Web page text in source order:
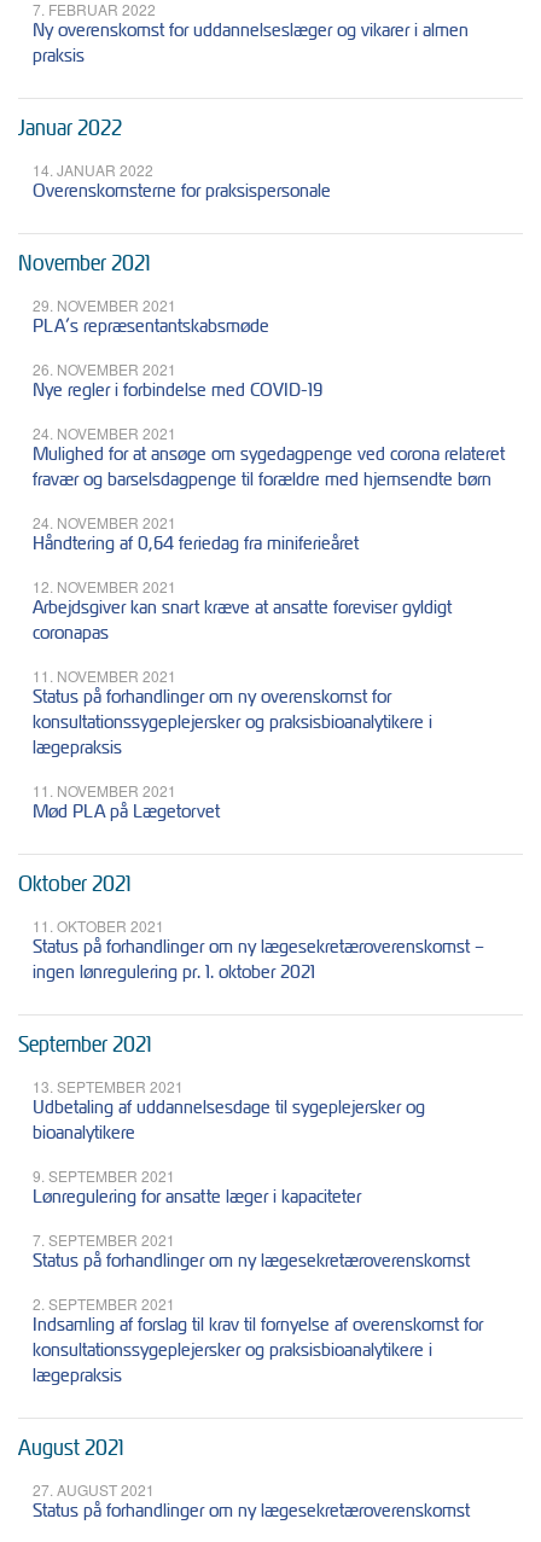
7. FEBRUAR 2022
Ny overenskomst for uddannelseslæger og vikarer i almen
praksis
Januar 2022
14. JANUAR 2022
Overenskomsterne for praksispersonale
November 2021
29. NOVEMBER 2021
PLA’s repræsentantskabsmøde
26. NOVEMBER 2021
Nye regler i forbindelse med COVID-19
24. NOVEMBER 2021
Mulighed for at ansøge om sygedagpenge ved corona relateret
fravær og barselsdagpenge til forældre med hjemsendte børn
24. NOVEMBER 2021
Håndtering af 0,64 feriedag fra miniferieåret
12. NOVEMBER 2021
Arbejdsgiver kan snart kræve at ansatte foreviser gyldigt
coronapas
11. NOVEMBER 2021
Status på forhandlinger om ny overenskomst for
konsultationssygeplejersker og praksisbioanalytikere i
lægepraksis
11. NOVEMBER 2021
Mød PLA på Lægetorvet
Oktober 2021
11. OKTOBER 2021
Status på forhandlinger om ny lægesekretæroverenskomst –
ingen lønregulering pr. 1. oktober 2021
September 2021
13. SEPTEMBER 2021
Udbetaling af uddannelsesdage til sygeplejersker og
bioanalytikere
9. SEPTEMBER 2021
Lønregulering for ansatte læger i kapaciteter
7. SEPTEMBER 2021
Status på forhandlinger om ny lægesekretæroverenskomst
2. SEPTEMBER 2021
Indsamling af forslag til krav til fornyelse af overenskomst for
konsultationssygeplejersker og praksisbioanalytikere i
lægepraksis
August 2021
27. AUGUST 2021
Status på forhandlinger om ny lægesekretæroverenskomst